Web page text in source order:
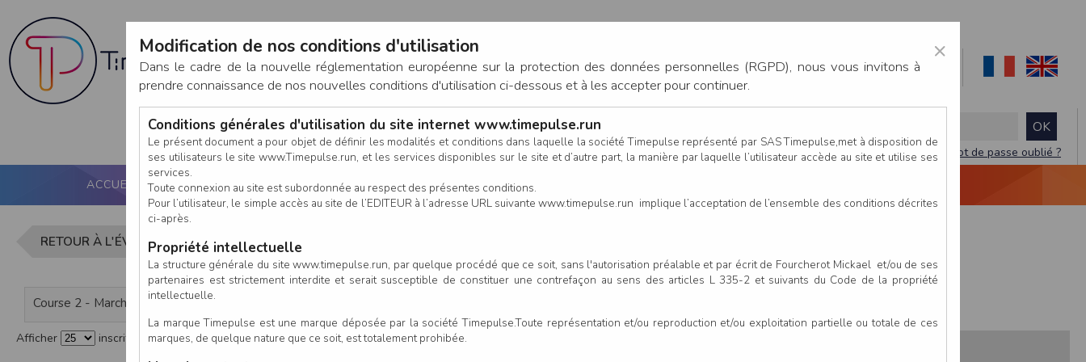
CONNEXION
Mot de passe oublié ?
ACCUEIL PUCE ACTIVE NOS SERVICES CALENDRIER RÉSULTATS
RETOUR À L'ÉVÈNEMENT Liste des inscrits - Course 2 - Marche Nordique 6 km
Course 2 - Marche Nordique 6 km
Afficher
inscrits par page
×
Modification de nos conditions d'utilisation
Dans le cadre de la nouvelle réglementation européenne sur la protection des données personnelles (RGPD), nous vous invitons à
prendre connaissance de nos nouvelles conditions d'utilisation ci-dessous et à les accepter pour continuer.
Conditions générales d'utilisation du site internet www.timepulse.run
Le présent document a pour objet de définir les modalités et conditions dans laquelle la société Timepulse représenté par SAS Timepulse,met à disposition de
ses utilisateurs le site www.Timepulse.run, et les services disponibles sur le site et d’autre part, la manière par laquelle l’utilisateur accède au site et utilise ses
services.
Toute connexion au site est subordonnée au respect des présentes conditions.
Pour l’utilisateur, le simple accès au site de l’EDITEUR à l’adresse URL suivante www.timepulse.run implique l’acceptation de l’ensemble des conditions décrites
ci-après.
Propriété intellectuelle
La structure générale du site www.timepulse.run, par quelque procédé que ce soit, sans l'autorisation préalable et par écrit de Fourcherot Mickael et/ou de ses
partenaires est strictement interdite et serait susceptible de constituer une contrefaçon au sens des articles L 335-2 et suivants du Code de la propriété
intellectuelle.
La marque Timepulse est une marque déposée par la société Timepulse.Toute représentation et/ou reproduction et/ou exploitation partielle ou totale de ces
marques, de quelque nature que ce soit, est totalement prohibée.